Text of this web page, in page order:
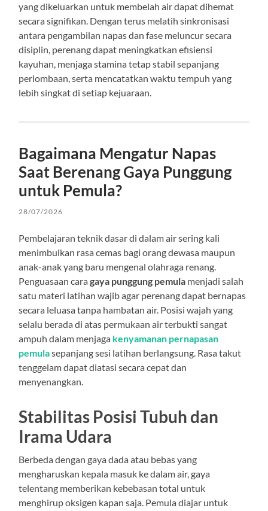
yang dikeluarkan untuk membelah air dapat dihemat
secara signifikan. Dengan terus melatih sinkronisasi
antara pengambilan napas dan fase meluncur secara
disiplin, perenang dapat meningkatkan efisiensi
kayuhan, menjaga stamina tetap stabil sepanjang
perlombaan, serta mencatatkan waktu tempuh yang
lebih singkat di setiap kejuaraan.
Bagaimana Mengatur Napas
Saat Berenang Gaya Punggung
untuk Pemula?
28/07/2026
Pembelajaran teknik dasar di dalam air sering kali
menimbulkan rasa cemas bagi orang dewasa maupun
anak-anak yang baru mengenal olahraga renang.
Penguasaan caragaya punggung pemula menjadi salah
satu materi latihan wajib agar perenang dapat bernapas
secara leluasa tanpa hambatan air. Posisi wajah yang
selalu berada di atas permukaan air terbukti sangat
ampuh dalam menjaga kenyamanan pernapasan
pemulasepanjang sesi latihan berlangsung. Rasa takut
tenggelam dapat diatasi secara cepat dan
menyenangkan.
Stabilitas Posisi Tubuh dan
Irama Udara
Berbeda dengan gaya dada atau bebas yang
mengharuskan kepala masuk ke dalam air, gaya
telentang memberikan kebebasan total untuk
menghirup oksigen kapan saja. Pemula diajar untuk